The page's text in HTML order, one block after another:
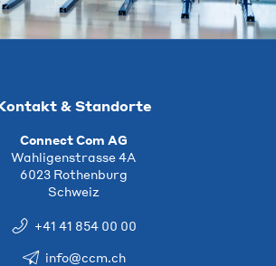
& Standorte
Connect Com AG
Wahligenstrasse 4A
6023 Rothenburg
Schweiz
+41 41 854 00 00
info@ccm.ch